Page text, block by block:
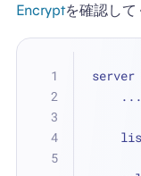
Encryptを確認して
server
    ...